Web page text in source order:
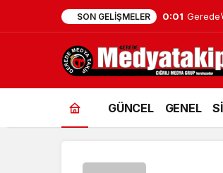
SON GELIŞMELER 0:01
GÜNCEL GENEL